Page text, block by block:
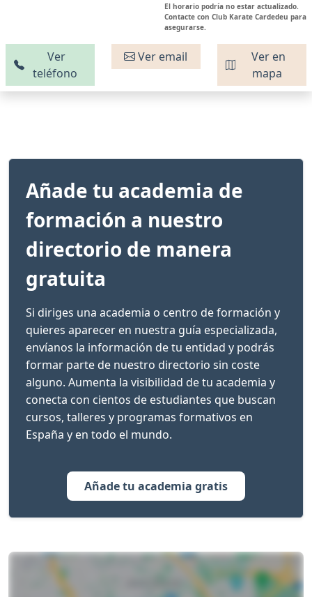
El horario podría no estar actualizado.
Contacte con Club Karate Cardedeu para
asegurarse.
Ver
teléfono
Ver email
Ver en
mapa
Añade tu academia de
formación a nuestro
directorio de manera
gratuita
Si diriges una academia o centro de formación y
quieres aparecer en nuestra guía especializada,
envíanos la información de tu entidad y podrás
formar parte de nuestro directorio sin coste
alguno. Aumenta la visibilidad de tu academia y
conecta con cientos de estudiantes que buscan
cursos, talleres y programas formativos en
España y en todo el mundo.
Añade tu academia gratis